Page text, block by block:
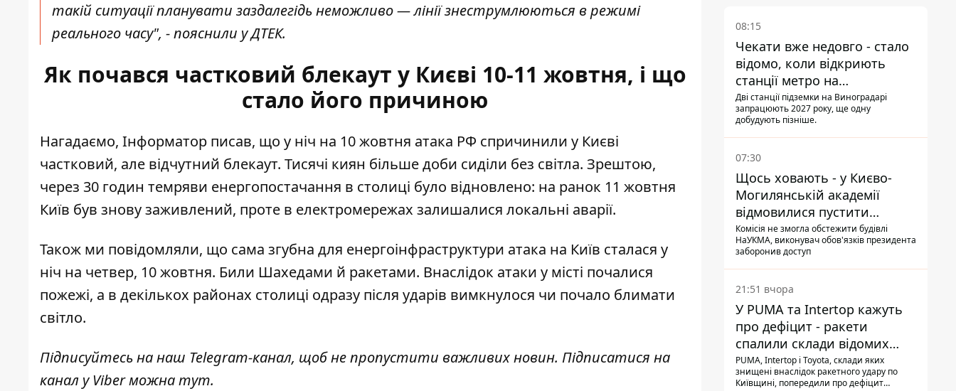
такій ситуації планувати заздалегідь неможливо — лінії знеструмлюються в режимі
реального часу", - пояснили у ДТЕК.
Як почався частковий блекаут у Києві 10-11 жовтня, і що
стало його причиною
Нагадаємо, Інформатор писав, що у ніч на 10 жовтня атака РФ спричинили у Києві
частковий, але відчутний блекаут. Тисячі киян більше доби сиділи без світла. Зрештою,
через 30 годин темряви енергопостачання в столиці було відновлено: на ранок 11 жовтня
Київ був знову заживлений, проте в електромережах залишалися локальні аварії.
Також ми повідомляли, що сама згубна для енергоінфраструктури атака на Київ сталася у
ніч на четвер, 10 жовтня. Били Шахедами й ракетами. Внаслідок атаки у місті почалися
пожежі, а в декількох районах столиці одразу після ударів вимкнулося чи почало блимати
світло.
Підписуйтесь на наш Telegram-канал, щоб не пропустити важливих новин. Підписатися на
канал у Viber можнатут.
08:15
Чекати вже недовго - стало
відомо, коли відкриють
станції метро на
Виноградарі
Дві станції підземки на Виноградарі
запрацюють 2027 року, ще одну
добудують пізніше.
07:30
Щось ховають - у Києво-
Могилянській академії
відмовилися пустити
комісію з охорони пам'яток
на територію
Комісія не змогла обстежити будівлі
НаУКМА, виконувач обов'язків президента
заборонив доступ
21:51 вчора
У PUMA та Intertop кажуть
про дефіцит - ракети
спалили склади відомих
брендів
PUMA, Intertop і Toyota, склади яких
знищені внаслідок ракетного удару по
Київщині, попередили про дефіцит